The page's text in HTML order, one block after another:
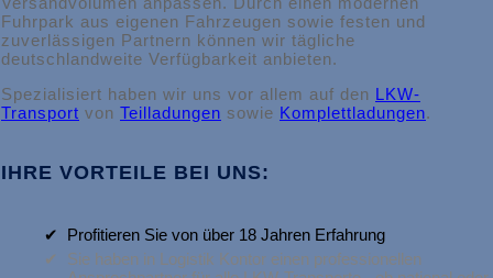
Fuhrpark aus eigenen Fahrzeugen sowie festen und
zuverlässigen Partnern können wir tägliche
deutschlandweite Verfügbarkeit anbieten.
Spezialisiert haben wir uns vor allem auf den LKW-
Transport von Teilladungen sowie Komplettladungen.
IHRE VORTEILE BEI UNS:
Profitieren Sie von über 18 Jahren Erfahrung
Sie haben in Logistik Kontor einen professionellen